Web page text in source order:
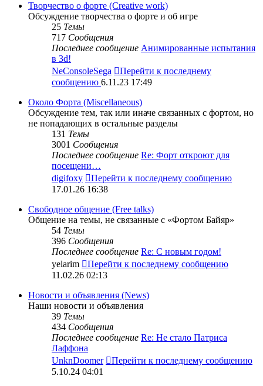
Творчество о форте (Creative work)
Обсуждение творчества о форте и об игре
25 Темы
717 Сообщения
Последнее сообщение Анимированные испытания
в 3d!
NeConsoleSega
Перейти к последнему
сообщению 6.11.23 17:49
Около Форта (Miscellaneous)
Обсуждение тем, так или иначе связанных с фортом, но
не попадающих в остальные разделы
131 Темы
3001 Сообщения
Последнее сообщение Re: Форт откроют для
посещени…
digifoxy
Перейти к последнему сообщению
17.01.26 16:38
Свободное общение (Free talks)
Общение на темы, не связанные с «Фортом Байяр»
54 Темы
396 Сообщения
Последнее сообщение Re: С новым годом!
yelarim
Перейти к последнему сообщению
11.02.26 02:13
Новости и объявления (News)
Наши новости и объявления
39 Темы
434 Сообщения
Последнее сообщение Re: Не стало Патриса
Лаффона
UnknDoomer
Перейти к последнему сообщению
5.10.24 04:01